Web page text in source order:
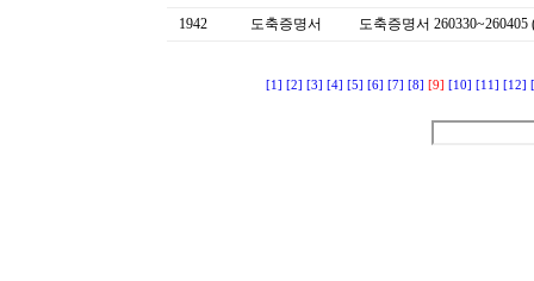
1942
도축증명서 도축증명서 260330~260405
[1] [2] [3] [4] [5] [6] [7] [8] [9] [10] [11] [12]